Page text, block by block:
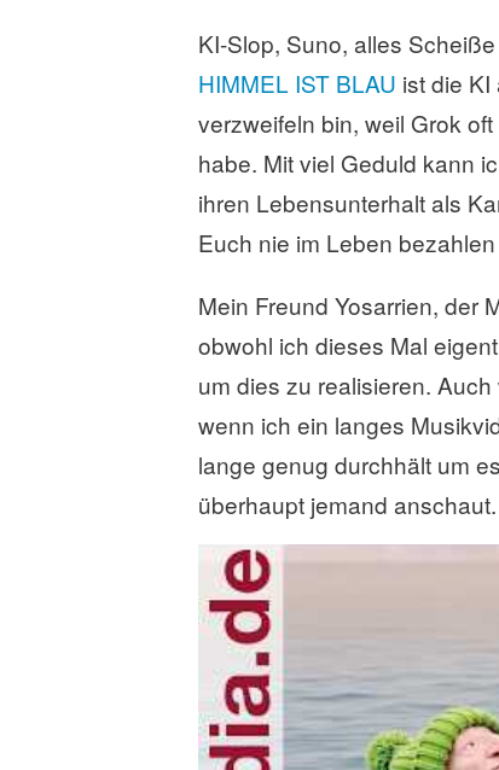
KI-Slop, Suno, alles
HIMMEL IST BLAU ist die
verzweifeln bin, weil Grok
habe. Mit viel Geduld kann
ihren Lebensunterhalt als
Euch nie im Leben
Mein Freund Yosarrien, der
obwohl ich dieses Mal
um dies zu realisieren.
wenn ich ein langes
lange genug durchhält um
überhaupt jemand anschaut.
t
e
a
s
s